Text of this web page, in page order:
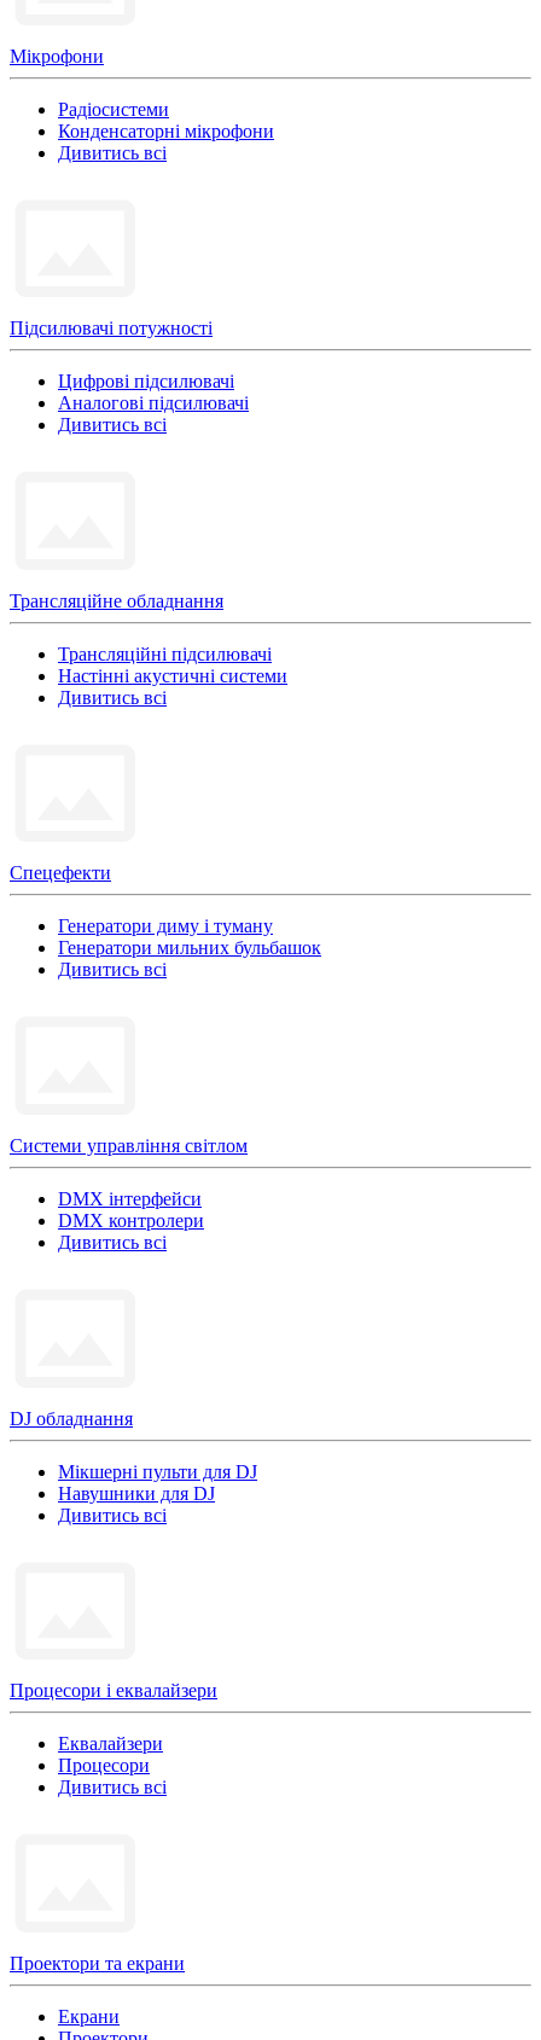
Мікрофони
Радіосистеми
Конденсаторні мікрофони
Дивитись всі
Підсилювачі потужності
Цифрові підсилювачі
Аналогові підсилювачі
Дивитись всі
Трансляційне обладнання
Трансляційні підсилювачі
Настінні акустичні системи
Дивитись всі
Спецефекти
Генератори диму і туману
Генератори мильних бульбашок
Дивитись всі
Системи управління світлом
DMX інтерфейси
DMX контролери
Дивитись всі
DJ обладнання
Мікшерні пульти для DJ
Навушники для DJ
Дивитись всі
Процесори і еквалайзери
Еквалайзери
Процесори
Дивитись всі
Проектори та екрани
Екрани